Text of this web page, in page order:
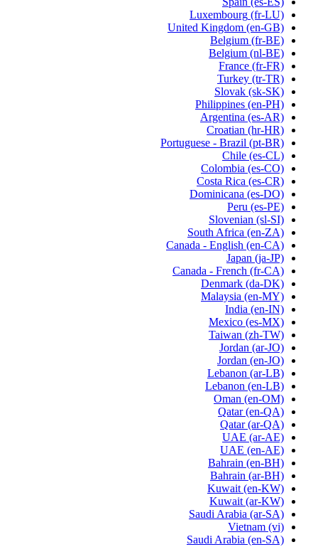
Luxembourg (fr-LU)
United Kingdom (en-GB)
Belgium (fr-BE)
Belgium (nl-BE)
France (fr-FR)
Turkey (tr-TR)
Slovak (sk-SK)
Philippines (en-PH)
Argentina (es-AR)
Croatian (hr-HR)
Portuguese - Brazil (pt-BR)
Chile (es-CL)
Colombia (es-CO)
Costa Rica (es-CR)
Dominicana (es-DO)
Peru (es-PE)
Slovenian (sl-SI)
South Africa (en-ZA)
Canada - English (en-CA)
Japan (ja-JP)
Canada - French (fr-CA)
Denmark (da-DK)
Malaysia (en-MY)
India (en-IN)
Mexico (es-MX)
Taiwan (zh-TW)
Jordan (ar-JO)
Jordan (en-JO)
Lebanon (ar-LB)
Lebanon (en-LB)
Oman (en-OM)
Qatar (en-QA)
Qatar (ar-QA)
UAE (ar-AE)
UAE (en-AE)
Bahrain (en-BH)
Bahrain (ar-BH)
Kuwait (en-KW)
Kuwait (ar-KW)
Saudi Arabia (ar-SA)
Vietnam (vi)
Saudi Arabia (en-SA)